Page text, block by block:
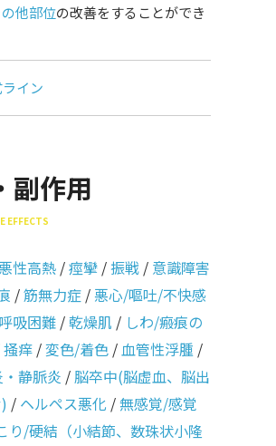
他部位の改善をすることができ
イン
副作用
EFFECTS
性高熱 /痙攣 /振戦 / 意識障害
/筋無力症 /悪心/嘔吐/不快感
呼吸困難 /乾燥肌 / しわ/瘢痕の
掻痒 /変色/着色 /血管性浮腫 /
静脈炎 /脳卒中(脳虚血、脳出
/ ヘルペス悪化 /無感覚/感覚
り/硬結（小結節、数珠状小隆